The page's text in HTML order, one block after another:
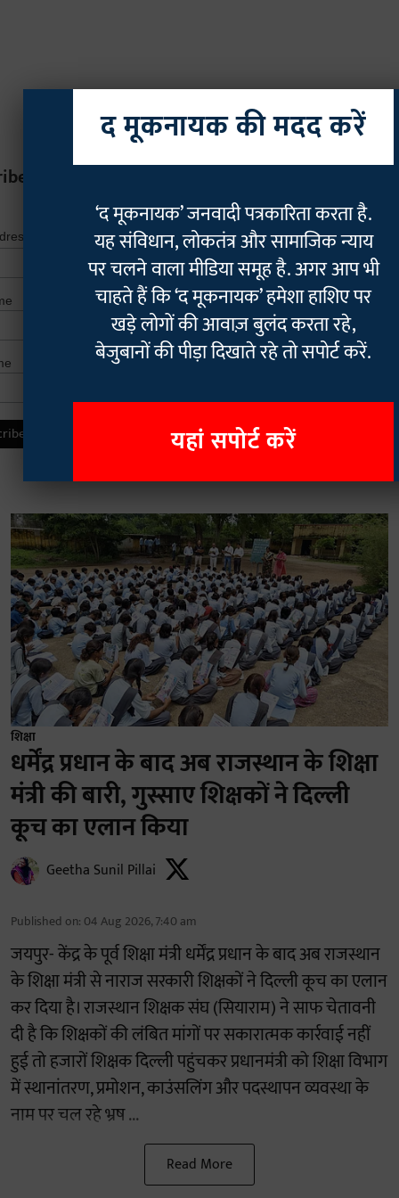
* indicates
शिक्षा
धर्मेंद्र प्रधान के बाद अब राजस्थान के शिक्षा
मंत्री की बारी, गुस्साए शिक्षकों ने दिल्ली
कूच का एलान किया
Geetha Sunil Pillai
Published on: 04 Aug 2026, 7:40 am
जयपुर- केंद्र के पूर्व शिक्षा मंत्री धर्मेंद्र प्रधान के बाद अब राजस्थान
के शिक्षा मंत्री से नाराज सरकारी शिक्षकों ने दिल्ली कूच का एलान
कर दिया है। राजस्थान शिक्षक संघ (सियाराम) ने साफ चेतावनी
दी है कि शिक्षकों की लंबित मांगों पर सकारात्मक कार्रवाई नहीं
हुई तो हजारों शिक्षक दिल्ली पहुंचकर प्रधानमंत्री को शिक्षा विभाग
में स्थानांतरण, प्रमोशन, काउंसलिंग और पदस्थापन व्यवस्था के
नाम पर चल रहे भ्रष ...
Read More
द मूकनायक की मदद करें
‘द मूकनायक’ जनवादी पत्रकारिता करता है.
यह संविधान, लोकतंत्र और सामाजिक न्याय
पर चलने वाला मीडिया समूह है. अगर आप भी
चाहते हैं कि ‘द मूकनायक’ हमेशा हाशिए पर
खड़े लोगों की आवाज़ बुलंद करता रहे,
बेजुबानों की पीड़ा दिखाते रहे तो सपोर्ट करें.
यहां सपोर्ट करें